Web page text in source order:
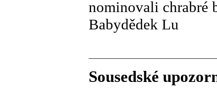
nominovali chrabré
Babydědek Lu
Sousedské